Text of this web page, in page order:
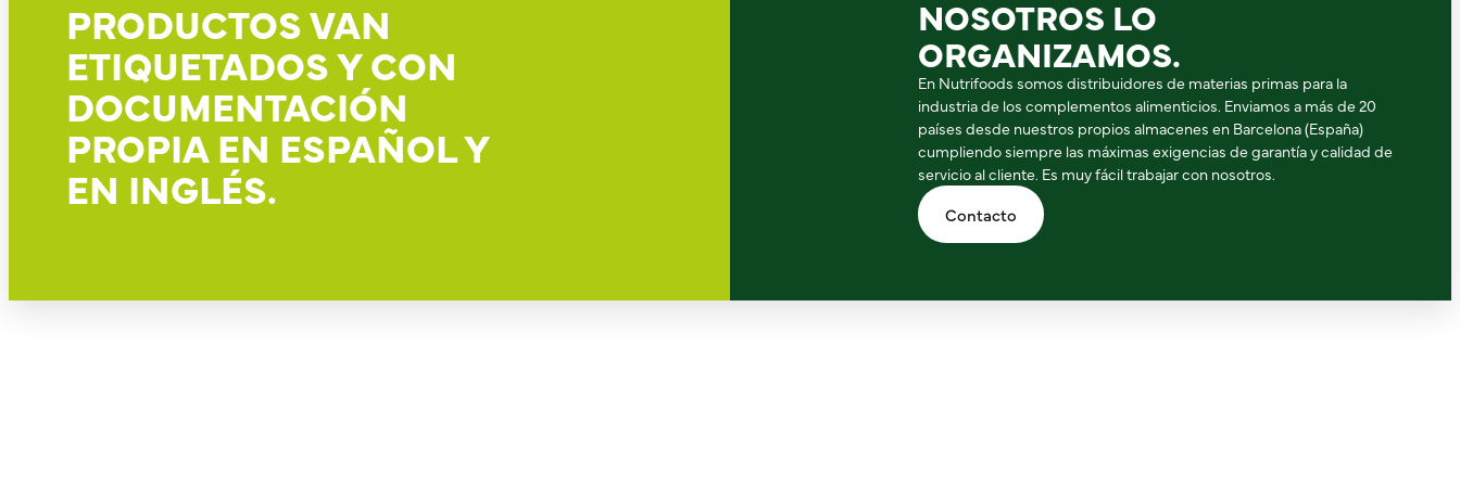
PRODUCTOS VAN
ETIQUETADOS Y CON
DOCUMENTACIÓN
PROPIA EN ESPAÑOL Y
EN INGLÉS.
NOSOTROS LO
ORGANIZAMOS.
En Nutrifoods somos distribuidores de materias primas para la
industria de los complementos alimenticios. Enviamos a más de 20
países desde nuestros propios almacenes en Barcelona (España)
cumpliendo siempre las máximas exigencias de garantía y calidad de
servicio al cliente. Es muy fácil trabajar con nosotros.
Contacto